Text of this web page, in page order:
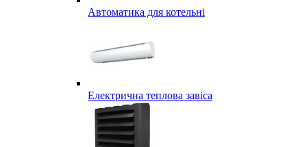
Автоматика для котельні
Електрична теплова завіса